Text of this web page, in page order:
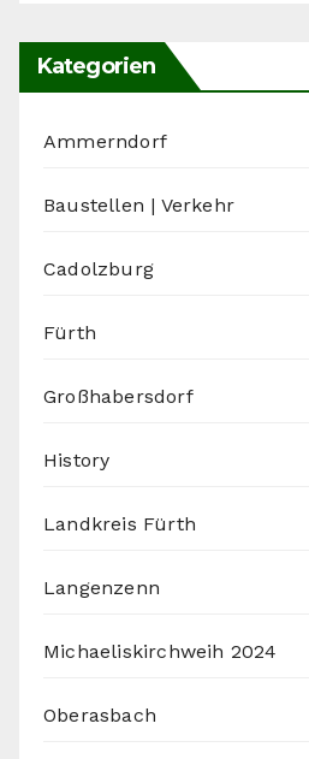
Kategorien
Ammerndorf
Baustellen | Verkehr
Cadolzburg
Fürth
Großhabersdorf
History
Landkreis Fürth
Langenzenn
Michaeliskirchweih 2024
Oberasbach